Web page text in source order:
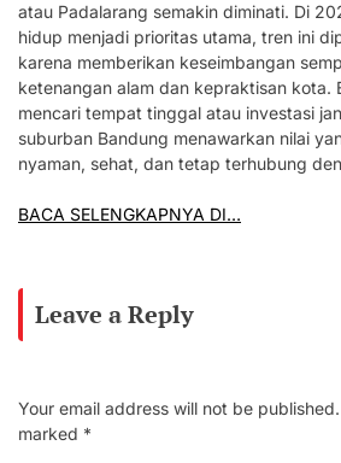
atau Padalarang semakin diminati. Di
hidup menjadi prioritas utama, tren ini
karena memberikan keseimbangan
ketenangan alam dan kepraktisan kota.
mencari tempat tinggal atau investasi
suburban Bandung menawarkan nilai
nyaman, sehat, dan tetap terhubung
BACA SELENGKAPNYA DI…
Leave a Reply
Your email address will not be published.
marked *